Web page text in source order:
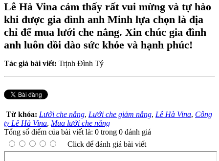
Lê Hà Vina cảm thấy rất vui mừng và tự hào
khi được gia đình anh Minh lựa chọn là địa
chỉ để mua lưới che nắng. Xin chúc gia đình
anh luôn dồi dào sức khỏe và hạnh phúc!
Tác giả bài viết: Trịnh Đình Tý
Từ khóa: Lưới che nắng, Lưới che giảm nắng, Lê Hà Vina, Công
ty Lê Hà Vina, Mua lưới che nắng
Tổng số điểm của bài viết là: 0 trong 0 đánh giá
Click để đánh giá bài viết